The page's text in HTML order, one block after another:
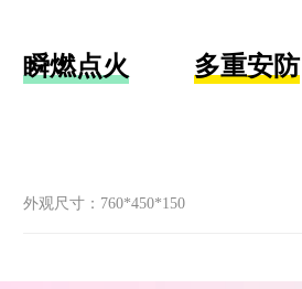
瞬燃点火 多重安防
外观尺寸： 760*450*150